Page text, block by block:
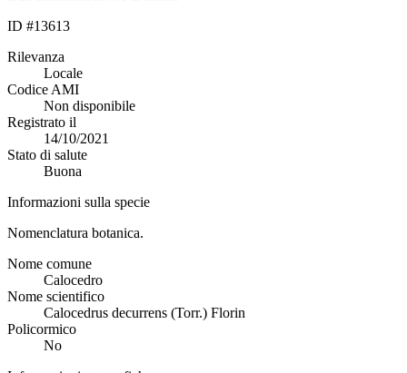
ID #13613
Rilevanza
Locale
Codice AMI
Non disponibile
Registrato il
14/10/2021
Stato di salute
Buona
Informazioni sulla specie
Nomenclatura botanica.
Nome comune
Calocedro
Nome scientifico
Calocedrus decurrens (Torr.) Florin
Policormico
No